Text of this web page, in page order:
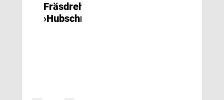
Fräsdrehende
›Hubschrauber‹